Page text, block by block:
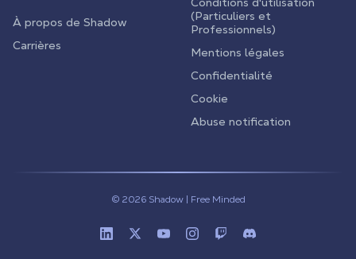
À propos de Shadow
Carrières
(Particuliers et
Professionnels)
Mentions légales
Confidentialité
Cookie
Abuse notification
© 2026 Shadow | Free Minded
LinkedinTwitter (X)
YoutubeInstagram
TwitchDiscord